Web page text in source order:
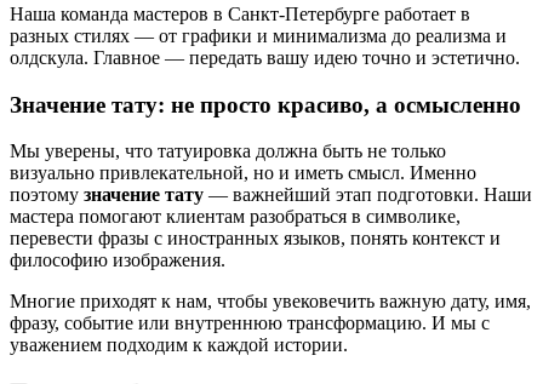
Наша команда мастеров в Санкт-Петербурге работает в
разных стилях — от графики и минимализма до реализма и
олдскула. Главное — передать вашу идею точно и эстетично.
Значение тату: не просто красиво, а осмысленно
Мы уверены, что татуировка должна быть не только
визуально привлекательной, но и иметь смысл. Именно
поэтому значение тату — важнейший этап подготовки. Наши
мастера помогают клиентам разобраться в символике,
перевести фразы с иностранных языков, понять контекст и
философию изображения.
Многие приходят к нам, чтобы увековечить важную дату, имя,
фразу, событие или внутреннюю трансформацию. И мы с
уважением подходим к каждой истории.